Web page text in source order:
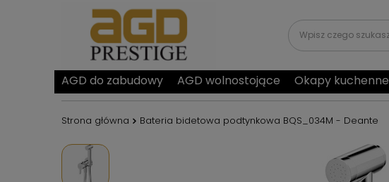
AGD do zabudowy AGD wolnostojące Okapy kuchenne
Strona główna Bateria bidetowa podtynkowa BQS_034M - Deante